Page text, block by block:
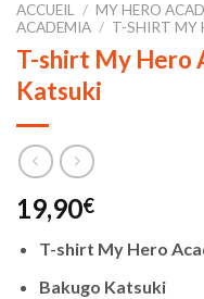
ACCUEIL / MY HERO
ACADEMIA / T-SHIRT MY
T-shirt My Hero
Katsuki
19,90€
T-shirt My Hero
Bakugo Katsuki